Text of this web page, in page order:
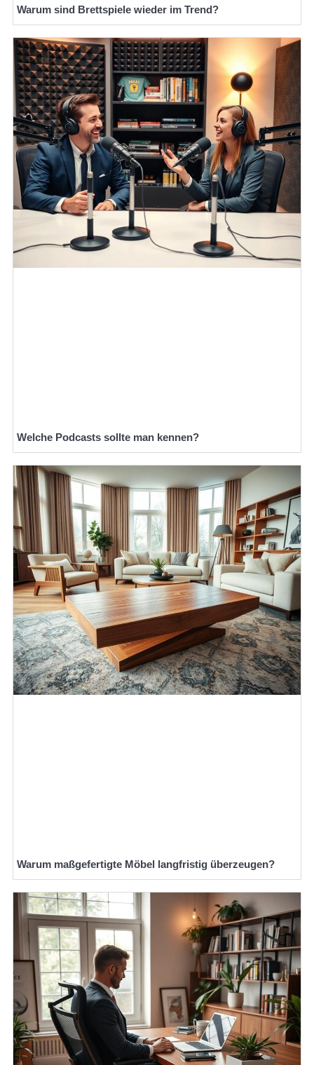
Warum sind Brettspiele wieder im Trend?
Welche Podcasts sollte man kennen?
Warum maßgefertigte Möbel langfristig überzeugen?